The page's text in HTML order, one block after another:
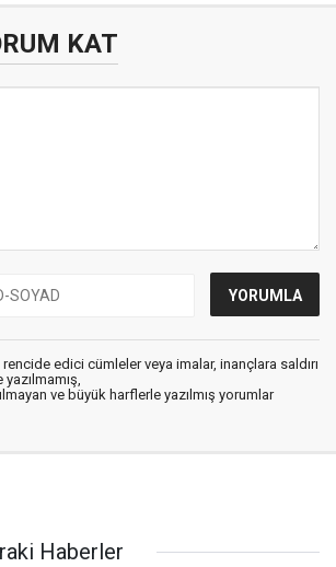
KAT
edici cümleler veya imalar, inançlara saldırı
ve büyük harflerle yazılmış yorumlar
Haberler